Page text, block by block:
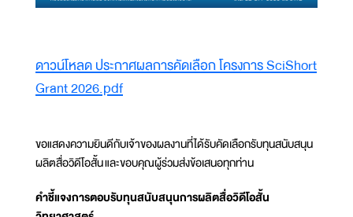
Document
ดาวน์โหลด ประกาศผลการคัดเลือก โครงการ SciShort
Grant 2026.pdf
ขอแสดงความยินดีกับเจ้าของผลงานที่ได้รับคัดเลือกรับทุนสนับสนุน
ผลิตสื่อวิดีโอสั้น และขอบคุณผู้ร่วมส่งข้อเสนอทุกท่าน
คำชี้แจงการตอบรับทุนสนับสนุนการผลิตสื่อวิดีโอสั้น